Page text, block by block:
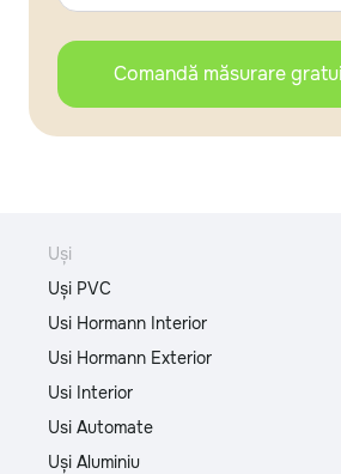
Comandă măsurare
Uși
Uși PVC
Usi Hormann Interior
Usi Hormann Exterior
Usi Interior
Usi Automate
Uși Aluminiu